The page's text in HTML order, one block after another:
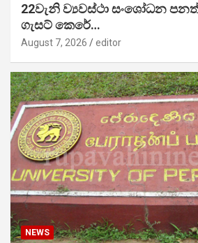
22වැනි ව්‍යවස්ථා සංශෝධන
ගැසට් කෙරේ…
August 7, 2026 editor
NEWS